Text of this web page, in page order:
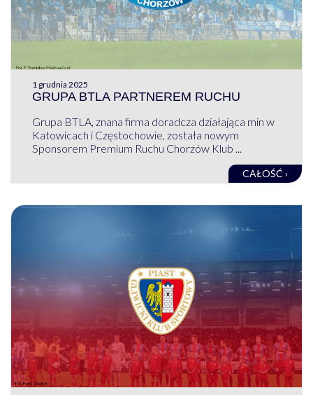
1 grudnia 2025
GRUPA BTLA PARTNEREM RUCHU
Grupa BTLA, znana firma doradcza działająca min w
Katowicach i Częstochowie, została nowym
Sponsorem Premium Ruchu Chorzów Klub ...
CAŁOŚĆ ›